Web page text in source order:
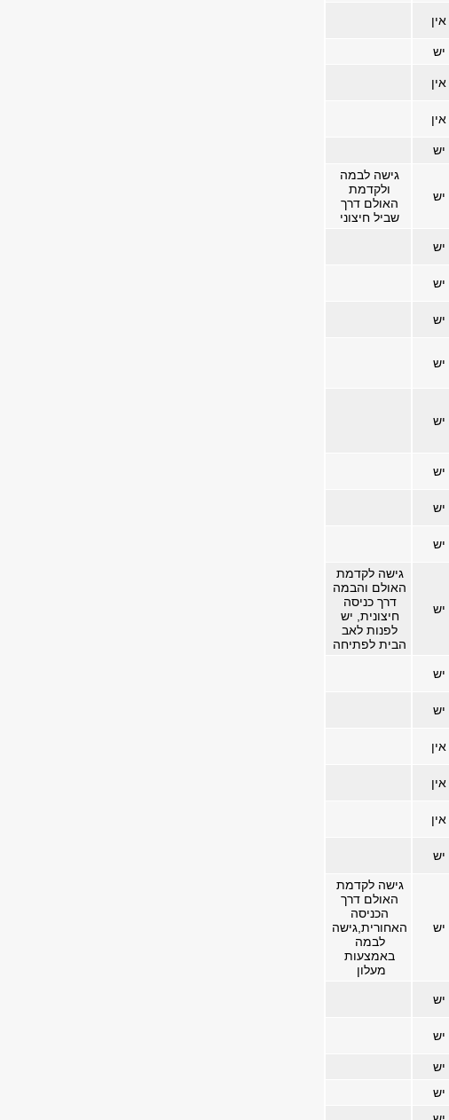
אין
יש
אין
אין
יש
יש
גישה לבמה
ולקדמת
האולם דרך
שביל חיצוני
יש
יש
יש
יש
יש
יש
יש
יש
יש
גישה לקדמת
האולם והבמה
דרך כניסה
חיצונית, יש
לפנות לאב
הבית לפתיחה
יש
יש
אין
אין
אין
יש
יש
גישה לקדמת
האולם דרך
הכניסה
האחורית,גישה
לבמה
באמצעות
מעלון
יש
יש
יש
יש